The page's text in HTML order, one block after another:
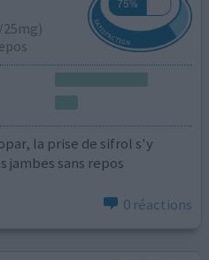
25mg)
la prise de sifrol s'y
jambes sans repos
0 réactions